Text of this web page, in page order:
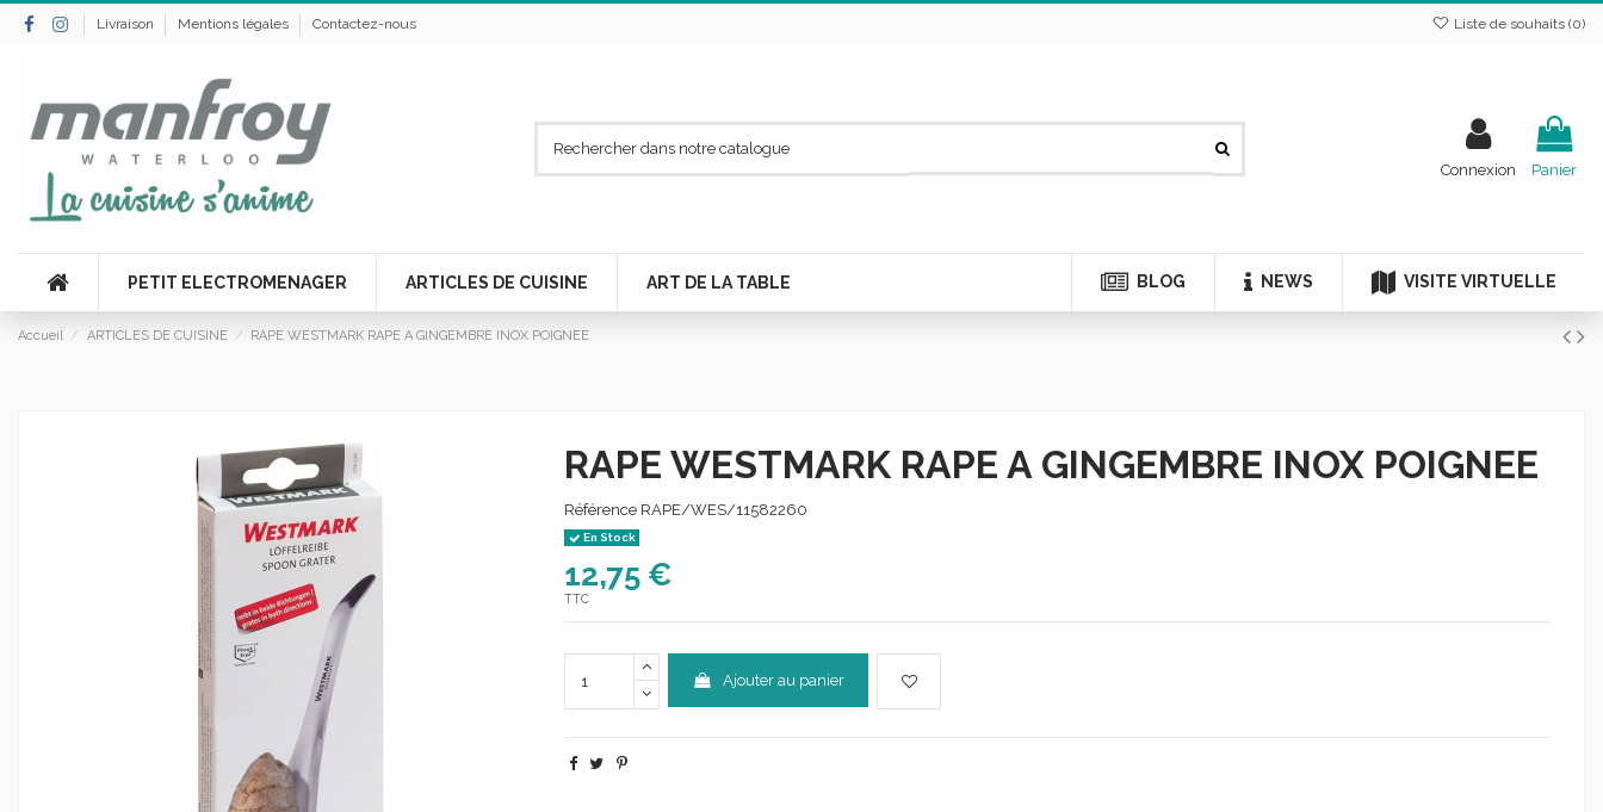
Livraison Mentions légales Contactez-nous Liste de souhaits (0)
Connexion Panier
PETIT ELECTROMENAGER ARTICLES DE CUISINE ART DE LA TABLE VISITE VIRTUELLE
NEWS
BLOG
Accueil ARTICLES DE CUISINE RAPE WESTMARK RAPE A GINGEMBRE INOX POIGNEE
RAPE WESTMARK RAPE A GINGEMBRE INOX POIGNEE
Référence RAPE/WES/11582260
En Stock
12,75 €
TTC
Ajouter au panier